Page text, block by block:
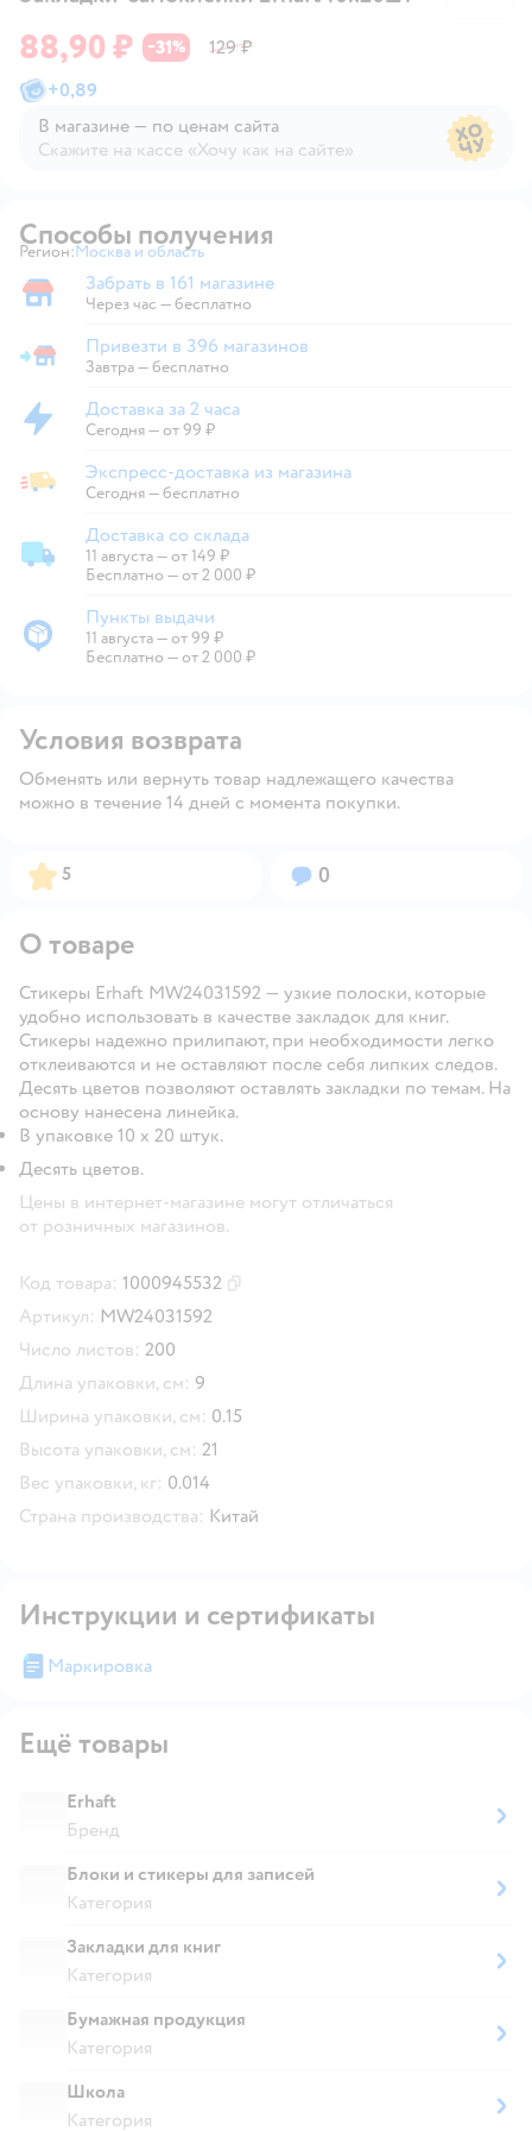
88,90 ₽ −31%
129 ₽
+0,89
В магазине — по ценам сайта
Скажите на кассе «Хочу как на сайте»
Способы получения
Регион: Выбор адреса доставки.
Москва и область
Забрать в магазине
Забрать в 161 магазине
Через час — бесплатно
Привезти в магазин
Привезти в 396 магазинов
Завтра—бесплатно
Доставка за 2 часа
Доставка за 2 часа
Сегодня—от 99 ₽
Экспресс-доставка из магазина
Экспресс-доставка из магазина
Сегодня—бесплатно
Доставка со склада
Доставка со склада
11 августа—от 149 ₽
Бесплатно — от 2 000 ₽
Пункты выдачи
Пункты выдачи
11 августа—от 99 ₽
Бесплатно — от 2 000 ₽
Условия возврата
Обменять или вернуть товар надлежащего качества
можно в течение 14 дней с момента покупки.
Рейтинг:
5 Вопросов:
0
О товаре
Стикеры Erhaft MW24031592 — узкие полоски, которые
удобно использовать в качестве закладок для книг.
Стикеры надежно прилипают, при необходимости легко
отклеиваются и не оставляют после себя липких следов.
Десять цветов позволяют оставлять закладки по темам. На
основу нанесена линейка.
В упаковке 10 х 20 штук.
Десять цветов.
Цены в интернет-магазине могут отличаться
от розничных магазинов.
Код товара: 1000945532
Артикул: MW24031592
Число листов: 200
Длина упаковки, см: 9
Ширина упаковки, см: 0.15
Высота упаковки, см: 21
Вес упаковки, кг: 0.014
Страна производства: Китай
Инструкции и сертификаты
Маркировка
Ещё товары
Erhaft
Бренд
Блоки и стикеры для записей
Категория
Закладки для книг
Категория
Бумажная продукция
Категория
Школа
Категория